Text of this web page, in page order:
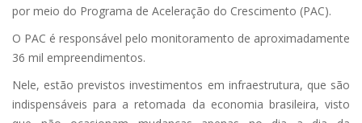
por meio do Programa de Aceleração do Crescimento (PAC).
O PAC é responsável pelo monitoramento de aproximadamente
36 mil empreendimentos.
Nele, estão previstos investimentos em infraestrutura, que são
indispensáveis para a retomada da economia brasileira, visto